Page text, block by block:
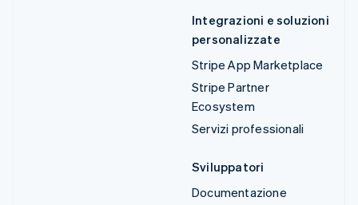
Integrazioni e soluzioni
personalizzate
Stripe App Marketplace
Stripe Partner
Ecosystem
Servizi professionali
Sviluppatori
Documentazione